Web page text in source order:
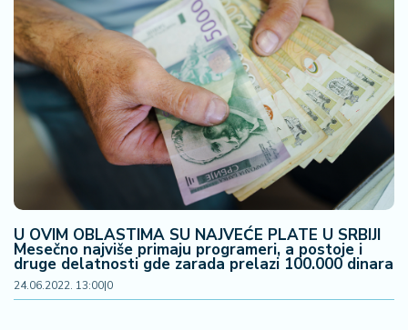
U OVIM OBLASTIMA SU NAJVEĆE PLATE U SRBIJI
Mesečno najviše primaju programeri, a postoje i
druge delatnosti gde zarada prelazi 100.000 dinara
24.06.2022. 13:00|0